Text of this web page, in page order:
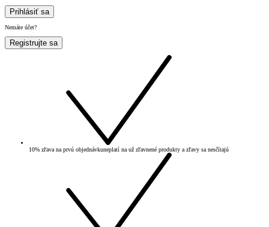
Prihlásiť sa
Nemáte účet?
Registrujte sa
10% zľava na prvú objednávkuneplatí na už zľavnené produkty a zľavy sa nesčítajú